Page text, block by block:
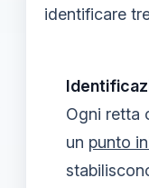
identificare
Ogni retta
un punto